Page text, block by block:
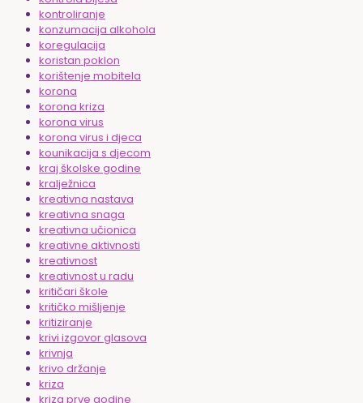
kontroliranje
konzumacija alkohola
koregulacija
koristan poklon
korištenje mobitela
korona
korona kriza
korona virus
korona virus i djeca
kounikacija s djecom
kraj školske godine
kralježnica
kreativna nastava
kreativna snaga
kreativna učionica
kreativne aktivnosti
kreativnost
kreativnost u radu
kritičari škole
kritičko mišljenje
kritiziranje
krivi izgovor glasova
krivnja
krivo držanje
kriza
kriza prve godine